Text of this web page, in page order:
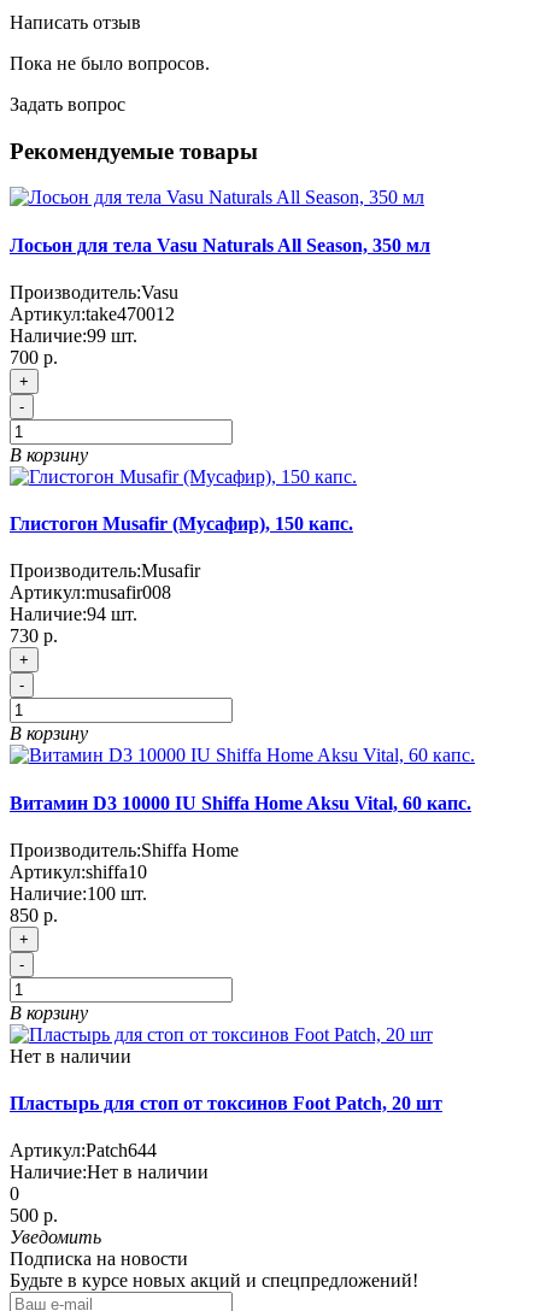
Написать отзыв
Пока не было вопросов.
Задать вопрос
Рекомендуемые товары
Лосьон для тела Vasu Naturals All Season, 350 мл
Производитель:Vasu
Артикул:take470012
Наличие:99 шт.
700 р.
+
-
В корзину
Глистогон Musafir (Мусафир), 150 капс.
Производитель:Musafir
Артикул:musafir008
Наличие:94 шт.
730 р.
+
-
В корзину
Витамин D3 10000 IU Shiffa Home Aksu Vital, 60 капс.
Производитель:Shiffa Home
Артикул:shiffa10
Наличие:100 шт.
850 р.
+
-
В корзину
Нет в наличии
Пластырь для стоп от токсинов Foot Patch, 20 шт
Артикул:Patch644
Наличие:Нет в наличии
0
500 р.
Уведомить
Подписка на новости
Будьте в курсе новых акций и спецпредложений!